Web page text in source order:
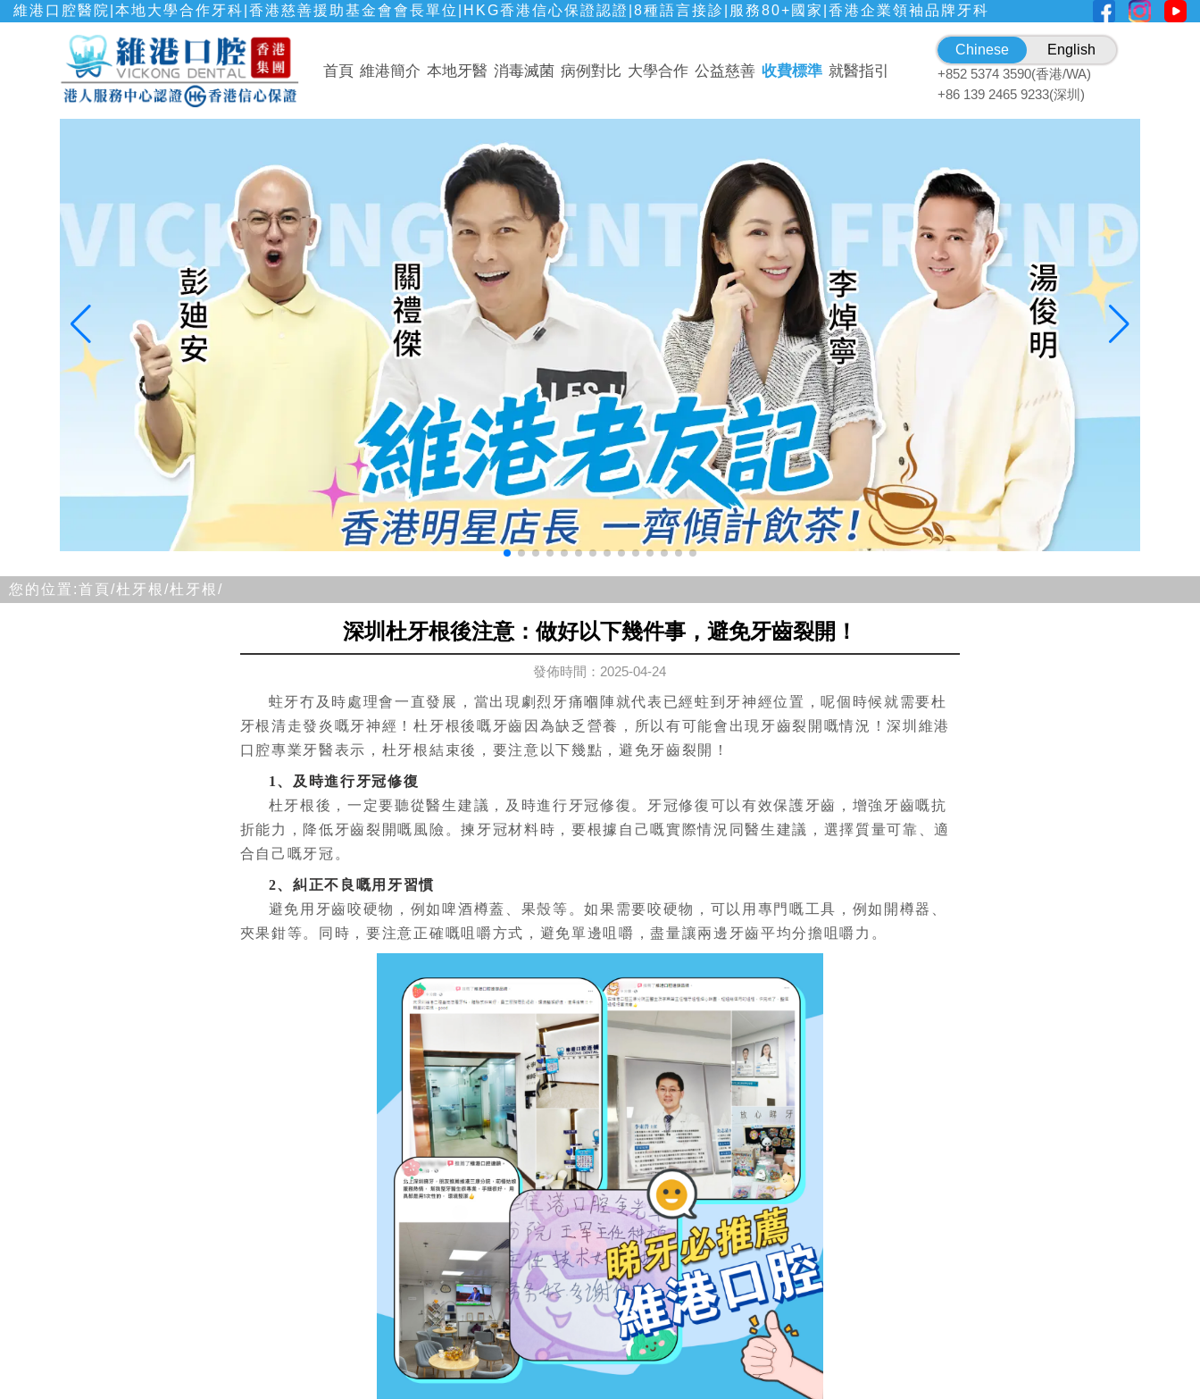
維港口腔醫院|本地大學合作牙科|香港慈善援助基金會會長單位|HKG香港信心保證認證|8種語言接診|服務80+國家|香港企業領袖品牌牙科
首頁 維港簡介 本地牙醫 消毒滅菌 病例對比 大學合作 公益慈善 收費標準 就醫指引
Chinese
English
+852 5374 3590(香港/WA)
+86 139 2465 9233(深圳)
您的位置:首頁/杜牙根/杜牙根/
深圳杜牙根後注意：做好以下幾件事，避免牙齒裂開！
發佈時間：2025-04-24
蛀牙冇及時處理會一直發展，當出現劇烈牙痛嗰陣就代表已經蛀到牙神經位置，呢個時候就需要杜
牙根清走發炎嘅牙神經！杜牙根後嘅牙齒因為缺乏營養，所以有可能會出現牙齒裂開嘅情況！深圳維港
口腔專業牙醫表示，杜牙根結束後，要注意以下幾點，避免牙齒裂開！
1、及時進行牙冠修復
杜牙根後，一定要聽從醫生建議，及時進行牙冠修復。牙冠修復可以有效保護牙齒，增強牙齒嘅抗
折能力，降低牙齒裂開嘅風險。揀牙冠材料時，要根據自己嘅實際情況同醫生建議，選擇質量可靠、適
合自己嘅牙冠。
2、糾正不良嘅用牙習慣
避免用牙齒咬硬物，例如啤酒樽蓋、果殼等。如果需要咬硬物，可以用專門嘅工具，例如開樽器、
夾果鉗等。同時，要注意正確嘅咀嚼方式，避免單邊咀嚼，盡量讓兩邊牙齒平均分擔咀嚼力。